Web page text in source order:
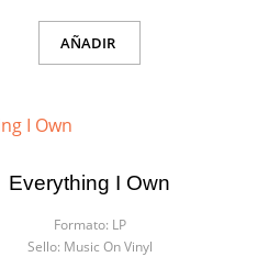
AÑADIR
Everything I Own
Formato: LP
Sello: Music On Vinyl